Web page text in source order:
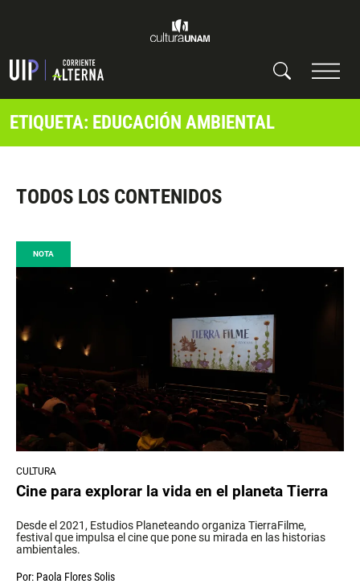
ETIQUETA: EDUCACIÓN AMBIENTAL
TODOS LOS CONTENIDOS
NOTA
CULTURA
Cine para explorar la vida en el planeta Tierra
Desde el 2021, Estudios Planeteando organiza TierraFilme,
festival que impulsa el cine que pone su mirada en las historias
ambientales.
Por: Paola Flores Solis